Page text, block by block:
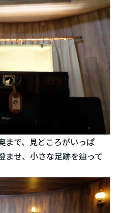
まで、見どころがいっぱ
せ、小さな足跡を辿って